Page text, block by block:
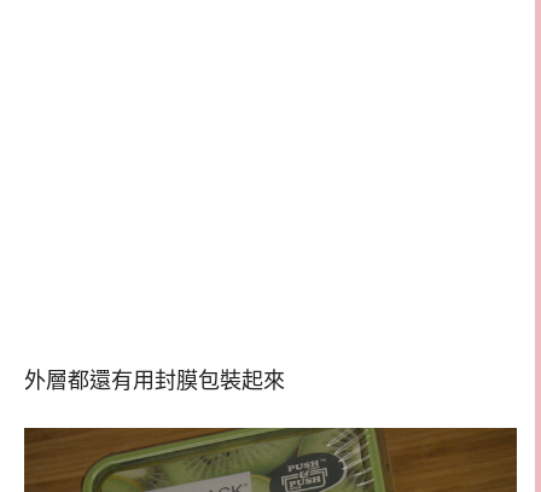
外層都還有用封膜包裝起來